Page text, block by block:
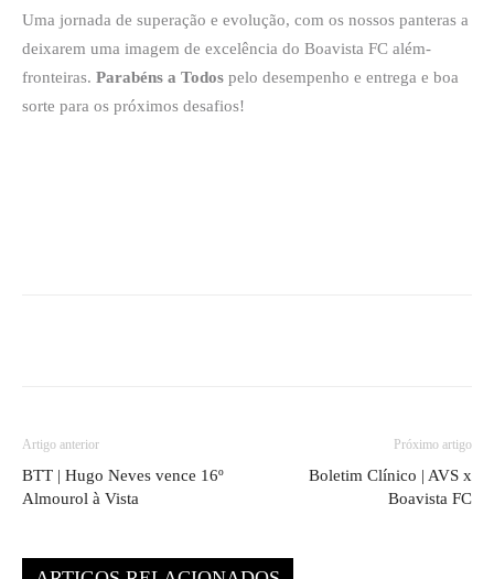
Uma jornada de superação e evolução, com os nossos panteras a
deixarem uma imagem de excelência do Boavista FC além-
fronteiras. Parabéns a Todos pelo desempenho e entrega e boa
sorte para os próximos desafios!
Artigo anterior
BTT | Hugo Neves vence 16º
Almourol à Vista
Próximo artigo
Boletim Clínico | AVS x
Boavista FC